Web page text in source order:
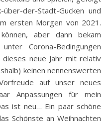
der-Stadt-Gucken und
ersten Morgen von 2021.
aber dann bekam
Corona-Bedingungen
neue Jahr mit relativ
keinen nennenswerten
auf unser neues
Anpassungen für mein
ist neu… Ein paar schöne
Schönste an Weihnachten